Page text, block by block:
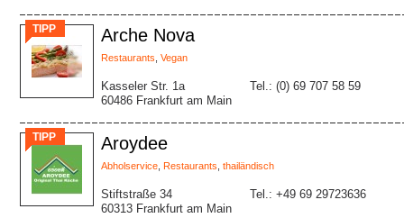
TIPP Arche Nova
Restaurants Vegan
Kasseler Str. 1a
60486 Frankfurt am Main
Tel.: (0) 69 707 58 59
TIPP Aroydee
Abholservice Restaurants thailändisch
Stiftstraße 34
60313 Frankfurt am Main
Tel.: +49 69 29723636